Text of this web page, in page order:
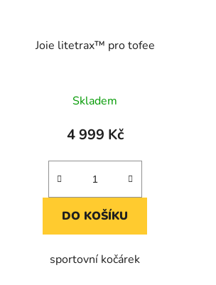
Joie litetrax™ pro tofee
Skladem
4 999 Kč
DO KOŠÍKU
sportovní kočárek